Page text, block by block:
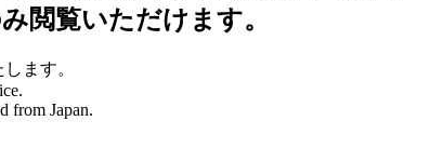
閲覧いただけます。
ます。
from Japan.